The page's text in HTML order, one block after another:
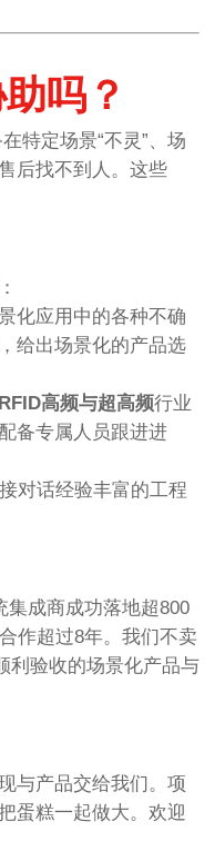
吗？
在特定场景“不灵”、场
后找不到人。这些
化应用中的各种不确
给出场景化的产品选
RFID高频与超高频行业
备专属人员跟进进
对话经验丰富的工程
集成商成功落地超800
作超过8年。我们不卖
利验收的场景化产品与
与产品交给我们。项
蛋糕一起做大。欢迎